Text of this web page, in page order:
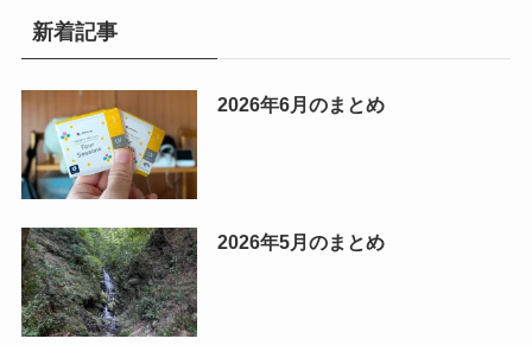
新着記事
2026年6月のまとめ
2026年5月のまとめ